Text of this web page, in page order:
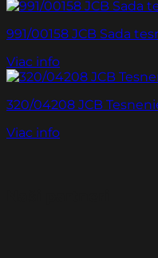
991/00158 JCB Sada
Viac info
320/04208 JCB
Viac info